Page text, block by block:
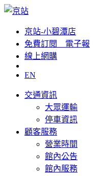
京站-小碧潭店
免費訂閱__電子報
線上網購
EN
交通資訊
大眾運輸
停車資訊
顧客服務
營業時間
館內公告
館內服務